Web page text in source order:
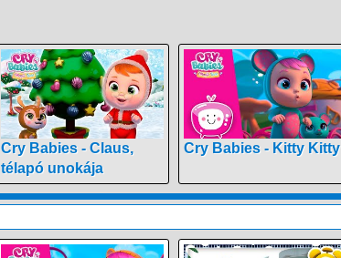
Cry Babies - Claus,
télapó unokája
Cry Babies - Kitty Kitty